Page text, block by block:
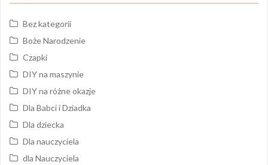
Bez kategorii
Boże Narodzenie
Czapki
DIY na maszynie
DIY na różne okazje
Dla Babci i Dziadka
Dla dziecka
Dla nauczyciela
dla Nauczyciela